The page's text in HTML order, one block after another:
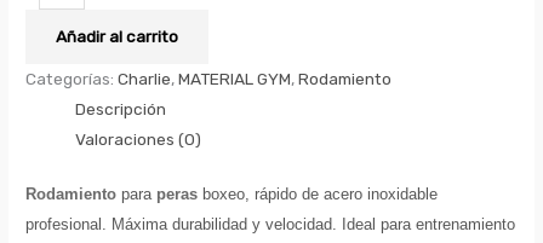
Añadir al carrito
Categorías:Charlie,MATERIAL GYM,Rodamiento
Descripción
Valoraciones (0)
Rodamiento para peras boxeo, rápido de acero inoxidable
profesional. Máxima durabilidad y velocidad. Ideal para entrenamiento